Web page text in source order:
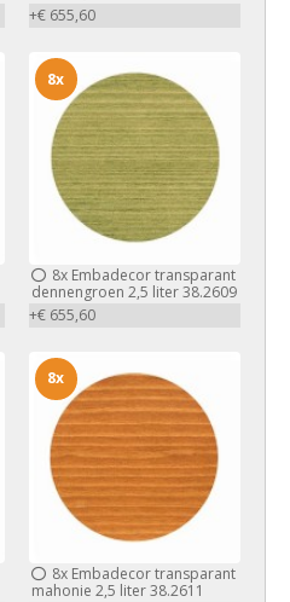
+€ 655,60
8xEmbadecor transparant
dennengroen 2,5 liter 38.2609
+€ 655,60
8x
8xEmbadecor transparant
mahonie 2,5 liter 38.2611
8x